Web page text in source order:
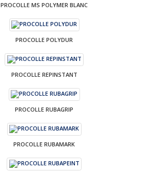
PROCOLLE MS POLYMER BLANC
PROCOLLE POLYDUR
PROCOLLE REPINSTANT
PROCOLLE RUBAGRIP
PROCOLLE RUBAMARK